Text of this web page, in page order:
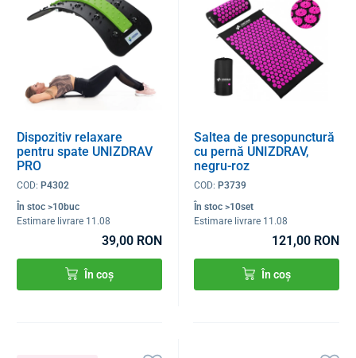
Dispozitiv relaxare
pentru spate UNIZDRAV
PRO
COD: P4302
În stoc >10buc
Estimare livrare 11.08
39,00 RON
În coș
Saltea de presopunctură
cu pernă UNIZDRAV,
negru-roz
COD:P3739
În stoc >10set
Estimare livrare 11.08
121,00 RON
În coș